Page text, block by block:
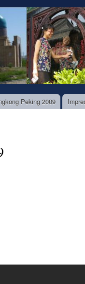
Peking 2009